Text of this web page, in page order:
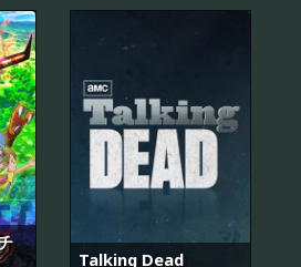
Talking Dead